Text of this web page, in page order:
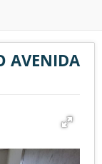
AVENIDA